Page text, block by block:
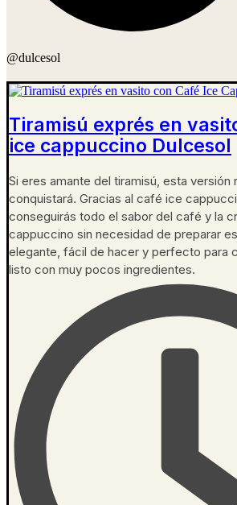
@dulcesol
Tiramisú exprés en
ice cappuccino Dulcesol
Si eres amante del tiramisú, esta versión
conquistará. Gracias al café ice
conseguirás todo el sabor del café y la
cappuccino sin necesidad de preparar
elegante, fácil de hacer y perfecto para
listo con muy pocos ingredientes.